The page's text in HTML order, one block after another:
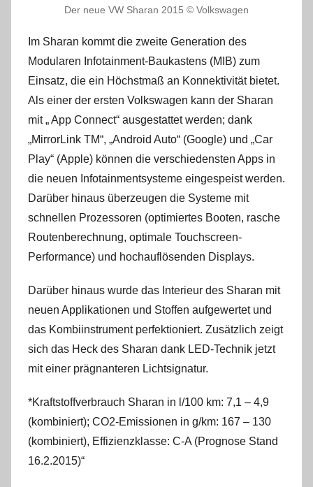
Der neue VW Sharan 2015 © Volkswagen
Im Sharan kommt die zweite Generation des
Modularen Infotainment-Baukastens (MIB) zum
Einsatz, die ein Höchstmaß an Konnektivität bietet.
Als einer der ersten Volkswagen kann der Sharan
mit „ App Connect“ ausgestattet werden; dank
„MirrorLink TM“, „Android Auto“ (Google) und „Car
Play“ (Apple) können die verschiedensten Apps in
die neuen Infotainmentsysteme eingespeist werden.
Darüber hinaus überzeugen die Systeme mit
schnellen Prozessoren (optimiertes Booten, rasche
Routenberechnung, optimale Touchscreen-
Performance) und hochauflösenden Displays.
Darüber hinaus wurde das Interieur des Sharan mit
neuen Applikationen und Stoffen aufgewertet und
das Kombiinstrument perfektioniert. Zusätzlich zeigt
sich das Heck des Sharan dank LED-Technik jetzt
mit einer prägnanteren Lichtsignatur.
*Kraftstoffverbrauch Sharan in l/100 km: 7,1 – 4,9
(kombiniert); CO2-Emissionen in g/km: 167 – 130
(kombiniert), Effizienzklasse: C-A (Prognose Stand
16.2.2015)“